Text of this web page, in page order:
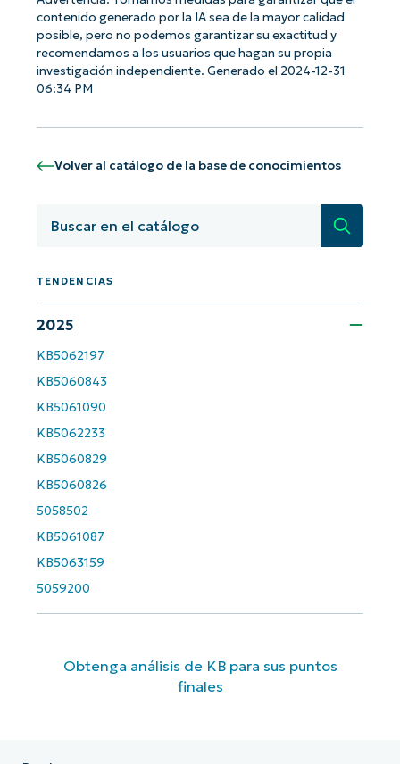
contenido generado por la IA sea de la mayor calidad
posible, pero no podemos garantizar su exactitud y
recomendamos a los usuarios que hagan su propia
investigación independiente. Generado el 2024-12-31
06:34 PM
Volver al catálogo de la base de conocimientos
TENDENCIAS
2025
KB5062197
KB5060843
KB5061090
KB5062233
KB5060829
KB5060826
5058502
KB5061087
KB5063159
5059200
Obtenga análisis de KB para sus puntos
finales
¡Empiece con los análisis de KB
First
País
Company
name*